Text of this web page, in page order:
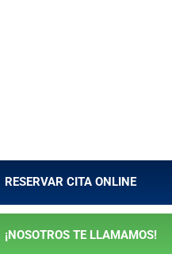
RESERVAR CITA ONLINE
¡NOSOTROS TE LLAMAMOS!